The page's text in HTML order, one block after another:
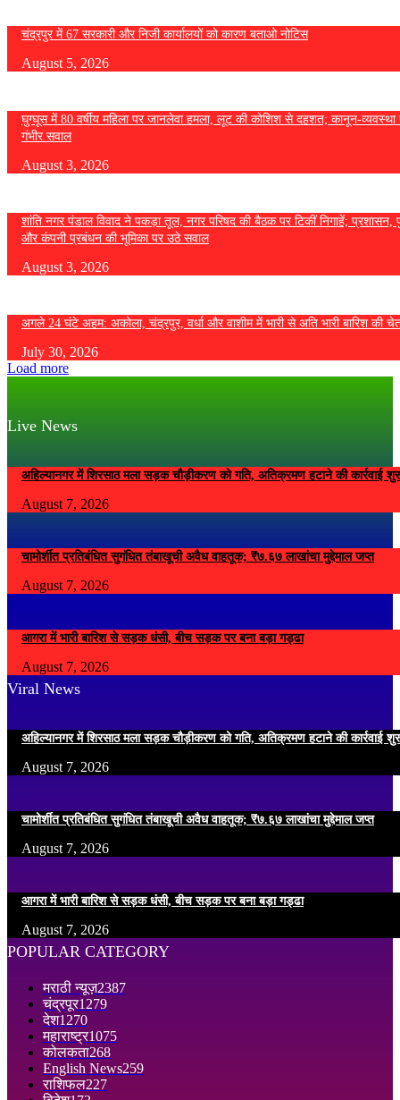
चंद्रपुर में 67 सरकारी और निजी कार्यालयों को कारण बताओ नोटिस
August 5, 2026
घुग्घूस में 80 वर्षीय महिला पर जानलेवा हमला, लूट की कोशिश से दहशत; कानून-व्यवस्था
गंभीर सवाल
August 3, 2026
शांति नगर पंडाल विवाद ने पकड़ा तूल, नगर परिषद की बैठक पर टिकीं निगाहें; प्रशासन,
और कंपनी प्रबंधन की भूमिका पर उठे सवाल
August 3, 2026
अगले 24 घंटे अहम: अकोला, चंद्रपुर, वर्धा और वाशीम में भारी से अति भारी बारिश की
July 30, 2026
Load more
Live News
अहिल्यानगर में शिरसाठ मला सड़क चौड़ीकरण को गति, अतिक्रमण हटाने की कार्रवाई
August 7, 2026
चामोर्शीत प्रतिबंधित सुगंधित तंबाखूची अवैध वाहतूक; ₹७.६७ लाखांचा मुद्देमाल जप्त
August 7, 2026
आगरा में भारी बारिश से सड़क धंसी, बीच सड़क पर बना बड़ा गड्ढा
August 7, 2026
Viral News
अहिल्यानगर में शिरसाठ मला सड़क चौड़ीकरण को गति, अतिक्रमण हटाने की कार्रवाई
August 7, 2026
चामोर्शीत प्रतिबंधित सुगंधित तंबाखूची अवैध वाहतूक; ₹७.६७ लाखांचा मुद्देमाल जप्त
August 7, 2026
आगरा में भारी बारिश से सड़क धंसी, बीच सड़क पर बना बड़ा गड्ढा
August 7, 2026
POPULAR CATEGORY
मराठी न्यूज़2387
चंद्रपूर1279
देश1270
महाराष्ट्र1075
कोलकता268
English News259
राशिफल227